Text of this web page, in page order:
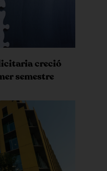
creció
semestre